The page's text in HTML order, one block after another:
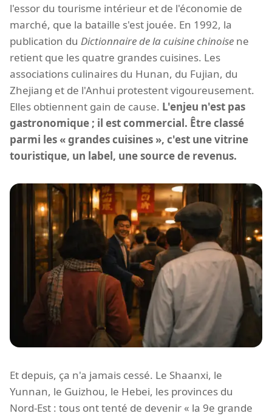
l'essor du tourisme intérieur et de l'économie de
marché, que la bataille s'est jouée. En 1992, la
publication du Dictionnaire de la cuisine chinoise ne
retient que les quatre grandes cuisines. Les
associations culinaires du Hunan, du Fujian, du
Zhejiang et de l'Anhui protestent vigoureusement.
Elles obtiennent gain de cause. L'enjeu n'est pas
gastronomique ; il est commercial. Être classé
parmi les « grandes cuisines », c'est une vitrine
touristique, un label, une source de revenus.
Et depuis, ça n'a jamais cessé. Le Shaanxi, le
Yunnan, le Guizhou, le Hebei, les provinces du
Nord-Est : tous ont tenté de devenir « la 9e grande